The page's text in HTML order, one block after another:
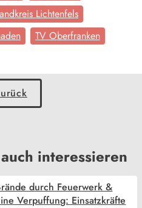
Lichtenfels
TV Oberfranken
interessieren
durch Feuerwerk &
Verpuffung: Einsatzkräfte